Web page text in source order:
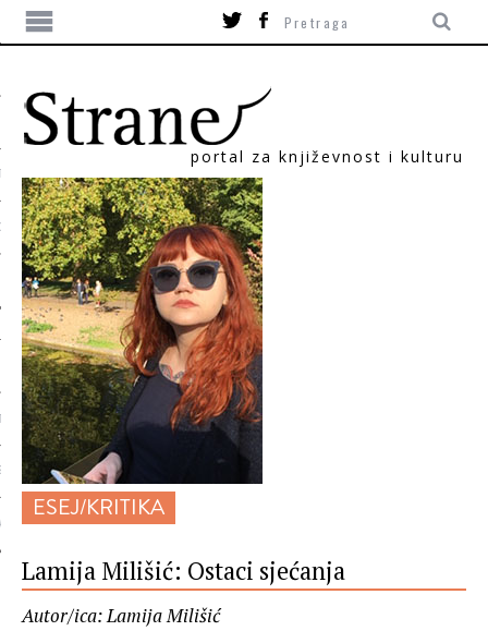
portal za književnost i kulturu
ESEJ/KRITIKA
Lamija Milišić: Ostaci sjećanja
Autor/ica: Lamija Milišić